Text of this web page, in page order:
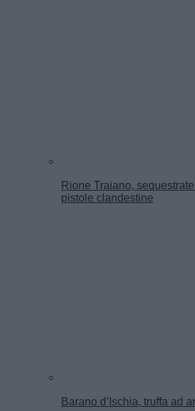
Rione Traiano,
pistole clandestine
Barano d’Ischia, truffa ad